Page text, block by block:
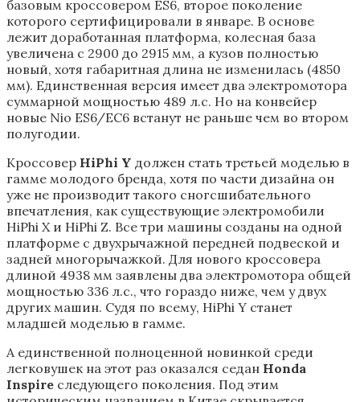
базовым кроссовером ES6, второе поколение
которого сертифицировали в январе. В основе
лежит доработанная платформа, колесная база
увеличена с 2900 до 2915 мм, а кузов полностью
новый, хотя габаритная длина не изменилась (4850
мм). Единственная версия имеет два электромотора
суммарной мощностью 489 л.с. Но на конвейер
новые Nio ES6/EC6 встанут не раньше чем во втором
полугодии.
Кроссовер HiPhi Y должен стать третьей моделью в
гамме молодого бренда, хотя по части дизайна он
уже не производит такого сногсшибательного
впечатления, как существующие электромобили
HiPhi X и HiPhi Z. Все три машины созданы на одной
платформе с двухрычажной передней подвеской и
задней многорычажкой. Для нового кроссовера
длиной 4938 мм заявлены два электромотора общей
мощностью 336 л.с., что гораздо ниже, чем у двух
других машин. Судя по всему, HiPhi Y станет
младшей моделью в гамме.
А единственной полноценной новинкой среди
легковушек на этот раз оказался седан Honda
Inspire следующего поколения. Под этим